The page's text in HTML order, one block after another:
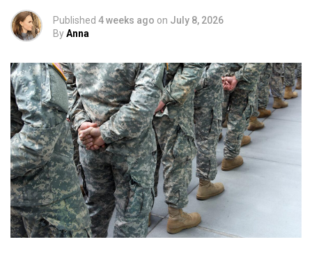
Published 4 weeks ago on July 8, 2026
ByAnna